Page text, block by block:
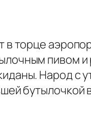
торце
пивом
Народ с
бутылочкой